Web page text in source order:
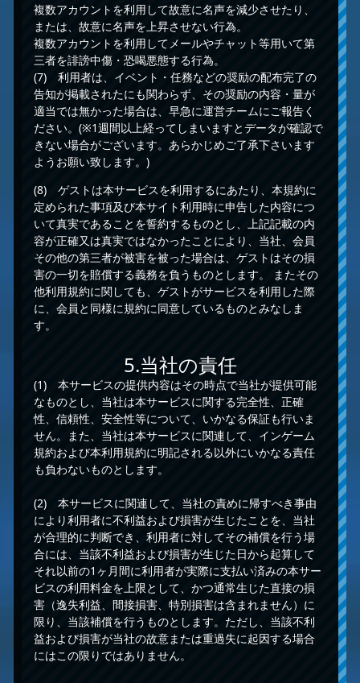
複数アカウントを利用して故意に名声を減少させたり、
または、故意に名声を上昇させない行為。
複数アカウントを利用してメールやチャット等用いて第
三者を誹謗中傷・恐喝悪態する行為。
(7) 利用者は、イベント・任務などの奨励の配布完了の
告知が掲載されたにも関わらず、その奨励の内容・量が
適当では無かった場合は、早急に運営チームにご報告く
ださい。(※1週間以上経ってしまいますとデータが確認で
きない場合がございます。あらかじめご了承下さいます
ようお願い致します。)
(8) ゲストは本サービスを利用するにあたり、本規約に
定められた事項及び本サイト利用時に申告した内容につ
いて真実であることを誓約するものとし、上記記載の内
容が正確又は真実ではなかったことにより、当社、会員
その他の第三者が被害を被った場合は、ゲストはその損
害の一切を賠償する義務を負うものとします。 またその
他利用規約に関しても、ゲストがサービスを利用した際
に、会員と同様に規約に同意しているものとみなしま
す。
5.当社の責任
(1) 本サービスの提供内容はその時点で当社が提供可能
なものとし、当社は本サービスに関する完全性、正確
性、信頼性、安全性等について、いかなる保証も行いま
せん。また、当社は本サービスに関連して、インゲーム
規約および本利用規約に明記される以外にいかなる責任
も負わないものとします。
(2) 本サービスに関連して、当社の責めに帰すべき事由
により利用者に不利益および損害が生じたことを、当社
が合理的に判断でき、利用者に対してその補償を行う場
合には、当該不利益および損害が生じた日から起算して
それ以前の1ヶ月間に利用者が実際に支払い済みの本サー
ビスの利用料金を上限として、かつ通常生じた直接の損
害（逸失利益、間接損害、特別損害は含まれません）に
限り、当該補償を行うものとします。ただし、当該不利
益および損害が当社の故意または重過失に起因する場合
にはこの限りではありません。